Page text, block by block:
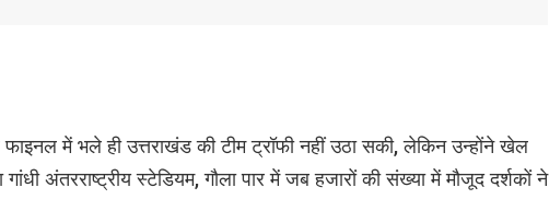
में भले ही उत्तराखंड की टीम ट्रॉफी नहीं उठा सकी, लेकिन उन्होंने खेल
अंतरराष्ट्रीय स्टेडियम, गौला पार में जब हजारों की संख्या में मौजूद दर्शकों ने